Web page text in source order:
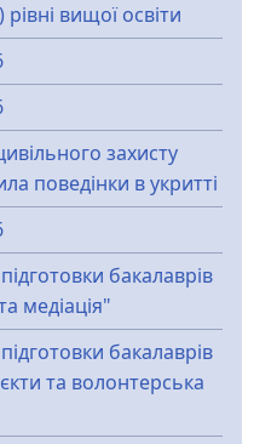
вищої освіти
захисту
поведінки в укритті
бакалаврів
медіація"
бакалаврів
та волонтерська